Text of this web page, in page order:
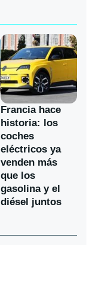
Francia hace
historia: los
coches
eléctricos ya
venden más
que los
gasolina y el
diésel juntos